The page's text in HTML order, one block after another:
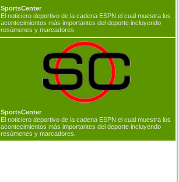
SportsCenter
El noticiero deportivo de la cadena ESPN el cual muestra los
acontecimientos más importantes del deporte incluyendo
resúmenes y marcadores.
SportsCenter
El noticiero deportivo de la cadena ESPN el cual muestra los
acontecimientos más importantes del deporte incluyendo
resúmenes y marcadores.